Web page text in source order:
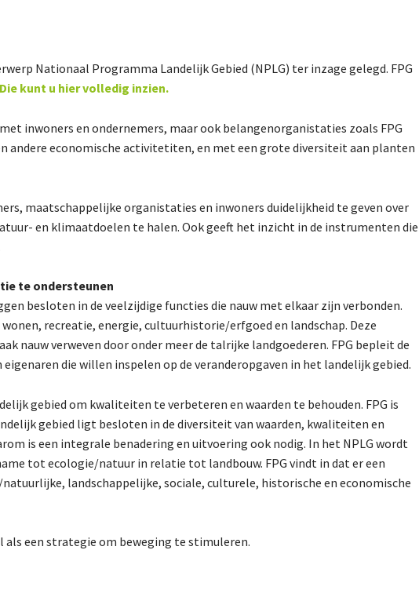
Nationaal Programma Landelijk Gebied (NPLG) ter inzage gelegd. FPG
Die kunt u hier volledig inzien.
inwoners en ondernemers, maar ook belangenorganistaties zoals FPG
andere economische activitetiten, en met een grote diversiteit aan planten
maatschappelijke organistaties en inwoners duidelijkheid te geven over
en klimaatdoelen te halen. Ook geeft het inzicht in de instrumenten die
te ondersteunen
besloten in de veelzijdige functies die nauw met elkaar zijn verbonden.
recreatie, energie, cultuurhistorie/erfgoed en landschap. Deze
nauw verweven door onder meer de talrijke landgoederen. FPG bepleit de
die willen inspelen op de veranderopgaven in het landelijk gebied.
gebied om kwaliteiten te verbeteren en waarden te behouden. FPG is
gebied ligt besloten in de diversiteit van waarden, kwaliteiten en
is een integrale benadering en uitvoering ook nodig. In het NPLG wordt
tot ecologie/natuur in relatie tot landbouw. FPG vindt in dat er een
landschappelijke, sociale, culturele, historische en economische
als een strategie om beweging te stimuleren.